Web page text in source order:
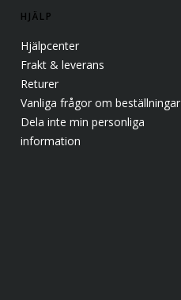
HJÄLP
Hjälpcenter
Frakt & leverans
Returer
Vanliga frågor om beställningar
Dela inte min personliga
information